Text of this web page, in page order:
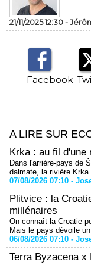
21/11/2025 12:30 -
Facebook
A LIRE SUR
Krka : au fil d'une
Dans l'arrière-pays de
dalmate, la rivière Krka
07/08/2026 07:10 -
Plitvice : la
millénaires
On connaît la Croatie
Mais le pays dévoile
06/08/2026 07:10 -
Terra Byzacena x